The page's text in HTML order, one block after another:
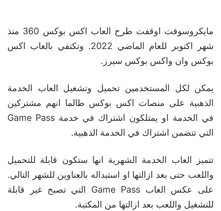
مايكروسوفت اوقفت طرح العاب اكس بوكس 360 منذ
شهر اكتوبر للعام الماضي 2022. وتكتفي بالعاب اكس
بوكس وان واكس بوكس سيرز.
يمكن لكل المستخدمين تحميل وتشغيل العاب الخدمة
الذهبية على منصات اكس بوكس طالما انهم مشتركين
في الخدمة او يمتلكون اشتراك في خدمة Game Pass
التي تتضمن اشتراك في الخدمة الذهبية.
تتميز العاب الخدمة الشهرية انها ستكون قابلة للتحميل
واللعب حتى بعد ازالتها او استبداله بالعناوين للشهر التالي.
على عكس العاب Game Pass التي تصبح غير قابلة
للتشغيل واللعب بعد ازالتها من المكتبة.